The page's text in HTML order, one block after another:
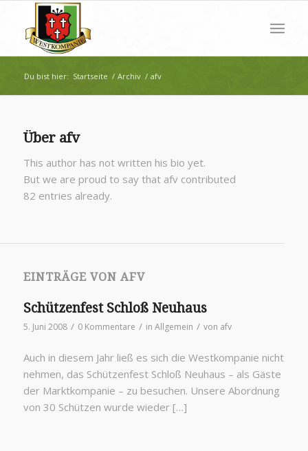
Du bist hier: Startseite / Archiv / afv
Über afv
This author has not written his bio yet.
But we are proud to say that afvcontributed
82 entries already.
EINTRÄGE VON AFV
Schützenfest Schloß Neuhaus
5. Juni 2008 / 0 Kommentare / in Allgemein / von afv
Auch in diesem Jahr ließ es sich die Westkompanie nicht
nehmen, das Schützenfest Schloß Neuhaus – als Gäste
der Marktkompanie – zu besuchen. Unsere Abordnung
von 30 Schützen wurde wieder […]